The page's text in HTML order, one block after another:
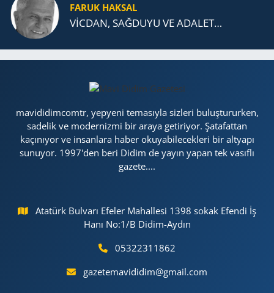
FARUK HAKSAL
VİCDAN, SAĞ­DU­YU VE ADA­LET…
mavididimcomtr, yepyeni temasıyla sizleri buluştururken,
sadelik ve modernizmi bir araya getiriyor. Şatafattan
kaçınıyor ve insanlara haber okuyabilecekleri bir altyapı
sunuyor. 1997'den beri Didim de yayın yapan tek vasıflı
gazete....
Atatürk Bulvarı Efeler Mahallesi 1398 sokak Efendi İş
Hanı No:1/B Didim-Aydın
05322311862
gazetemavididim@gmail.com